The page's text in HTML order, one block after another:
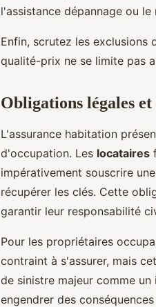
l'assistance dépannage ou
Enfin, scrutez les exclusions
qualité-prix ne se limite pas
Obligations légales
L'assurance habitation
d'occupation. Les locataires
impérativement souscrire
récupérer les clés. Cette
garantir leur responsabilité
Pour les propriétaires
contraint à s'assurer, mais
de sinistre majeur comme
engendrer des